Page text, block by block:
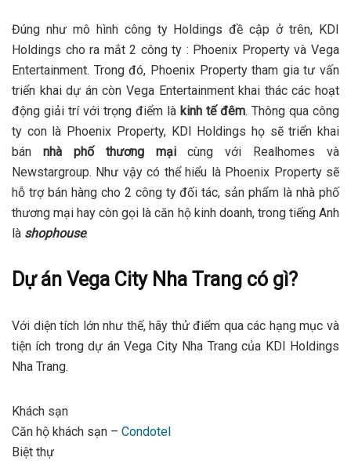
Đúng như mô hình công ty Holdings đề cập ở trên, KDI
Holdings cho ra mắt 2 công ty : Phoenix Property và Vega
Entertainment. Trong đó, Phoenix Property tham gia tư vấn
triển khai dự án còn Vega Entertainment khai thác các hoạt
động giải trí với trọng điểm là kinh tế đêm. Thông qua công
ty con là Phoenix Property, KDI Holdings họ sẽ triển khai
bán nhà phố thương mạicùng với Realhomes và
Newstargroup. Như vậy có thể hiểu là Phoenix Property sẽ
hỗ trợ bán hàng cho 2 công ty đối tác, sản phẩm là nhà phố
thương mại hay còn gọi là căn hộ kinh doanh, trong tiếng Anh
là shophouse.
Dự án Vega City Nha Trang có gì?
Với diện tích lớn như thế, hãy thử điểm qua các hạng mục và
tiện ích trong dự án Vega City Nha Trang của KDI Holdings
Nha Trang.
Khách sạn
Căn hộ khách sạn – Condotel
Biệt thự